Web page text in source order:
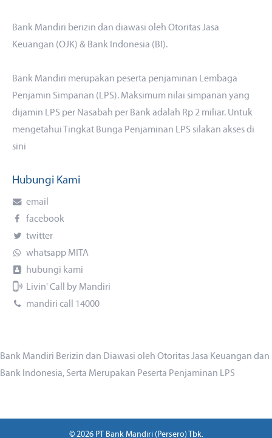
Bank Mandiri berizin dan diawasi oleh Otoritas Jasa
Keuangan (OJK) & Bank Indonesia (BI).
Bank Mandiri merupakan peserta penjaminan Lembaga
Penjamin Simpanan (LPS). Maksimum nilai simpanan yang
dijamin LPS per Nasabah per Bank adalah Rp 2 miliar. Untuk
mengetahui Tingkat Bunga Penjaminan LPS silakan aksesdi
sini
Hubungi Kami
email
facebook
twitter
whatsapp MITA
hubungi kami
Livin' Call by Mandiri
mandiri call 14000
Bank Mandiri Berizin dan Diawasi oleh Otoritas Jasa Keuangan dan
Bank Indonesia, Serta Merupakan Peserta Penjaminan LPS
© 2026 PT Bank Mandiri (Persero) Tbk.